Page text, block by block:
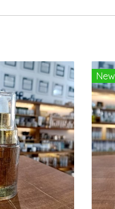
New